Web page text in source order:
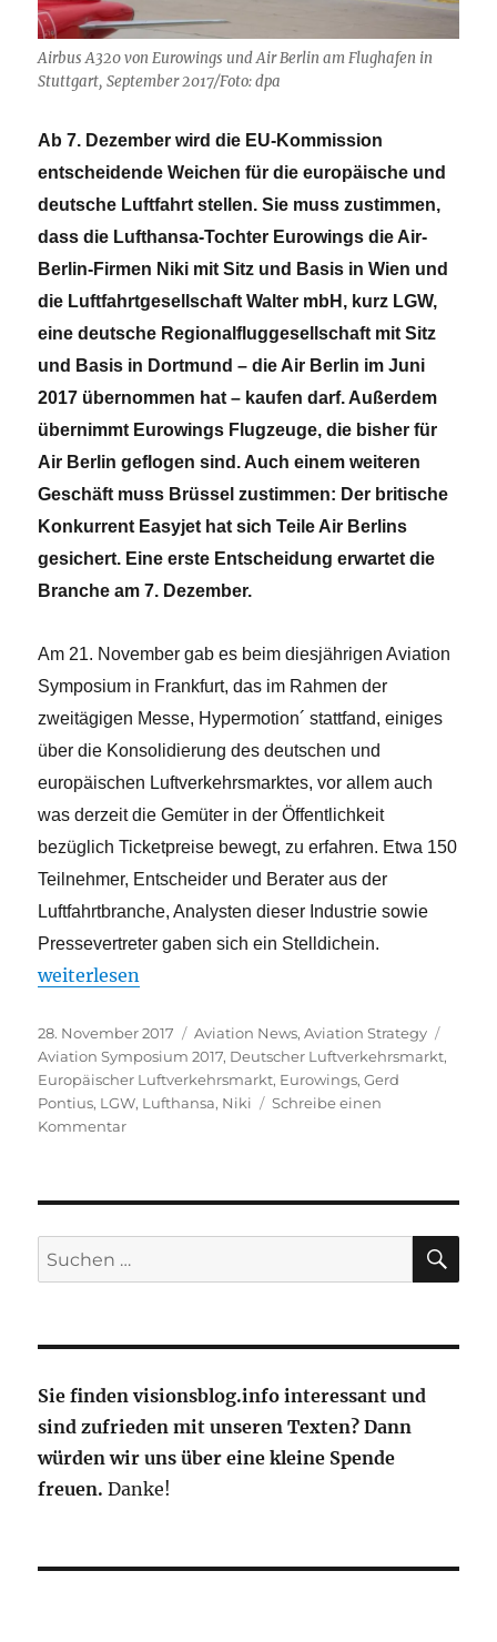
Airbus A320 von Eurowings und Air Berlin am Flughafen in
Stuttgart, September 2017/Foto: dpa
Ab 7. Dezember wird die EU-Kommission
entscheidende Weichen für die europäische und
deutsche Luftfahrt stellen. Sie muss zustimmen,
dass die Lufthansa-Tochter Eurowings die Air-
Berlin-Firmen Niki mit Sitz und Basis in Wien und
die Luftfahrtgesellschaft Walter mbH, kurz LGW,
eine deutsche Regionalfluggesellschaft mit Sitz
und Basis in Dortmund – die Air Berlin im Juni
2017 übernommen hat – kaufen darf. Außerdem
übernimmt Eurowings Flugzeuge, die bisher für
Air Berlin geflogen sind. Auch einem weiteren
Geschäft muss Brüssel zustimmen: Der britische
Konkurrent Easyjet hat sich Teile Air Berlins
gesichert. Eine erste Entscheidung erwartet die
Branche am 7. Dezember.
Am 21. November gab es beim diesjährigen Aviation
Symposium in Frankfurt, das im Rahmen der
zweitägigen Messe, Hypermotion´ stattfand, einiges
über die Konsolidierung des deutschen und
europäischen Luftverkehrsmarktes, vor allem auch
was derzeit die Gemüter in der Öffentlichkeit
bezüglich Ticketpreise bewegt, zu erfahren. Etwa 150
Teilnehmer, Entscheider und Berater aus der
Luftfahrtbranche, Analysten dieser Industrie sowie
Pressevertreter gaben sich ein Stelldichein.
„Neuordnung des europäischen
weiterlesen
Veröffentlicht
am
28. November 2017 Kategorien
Aviation News,Aviation Strategy
Aviation Symposium 2017, Deutscher Luftverkehrsmarkt,
Europäischer Luftverkehrsmarkt, Eurowings,Gerd
Pontius, LGW, Lufthansa, Niki
Schreibe einen
Kommentarzu
erwartet
Suche
nach:
Sie finden visionsblog.info interessant und
sind zufrieden mit unseren Texten? Dann
würden wir uns über eine kleine Spende
freuen. Danke!